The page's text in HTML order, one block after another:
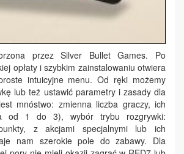
przez Silver Bullet Games. Po
opłaty i szybkim zainstalowaniu otwiera
intuicyjne menu. Od ręki możemy
lub też ustawić parametry i zasady dla
mnóstwo: zmienna liczba graczy, ich
od 1 do 3), wybór trybu rozgrywki:
z akcjami specjalnymi lub ich
nam szerokie pole do zabawy. Dla